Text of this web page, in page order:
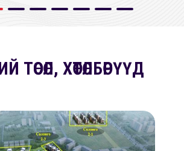
ТӨСӨЛ, ХӨТӨЛБӨРҮҮД